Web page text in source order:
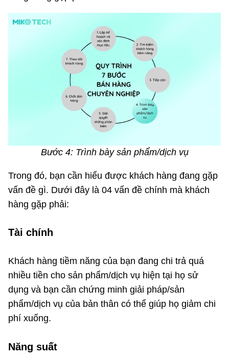
Bước 4: Trình bày sản phẩm/dịch vụ
Trong đó, bạn cần hiểu được khách hàng đang gặp
vấn đề gì. Dưới đây là 04 vấn đề chính mà khách
hàng gặp phải:
Tài chính
Khách hàng tiềm năng của bạn đang chi trả quá
nhiều tiền cho sản phẩm/dịch vụ hiện tại họ sử
dụng và bạn cần chứng minh giải pháp/sản
phẩm/dịch vụ của bản thân có thể giúp họ giảm chi
phí xuống.
Năng suất